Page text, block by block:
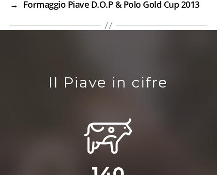
→ Formaggio Piave D.O.P & Polo Gold Cup 2013
Il Piave in cifre